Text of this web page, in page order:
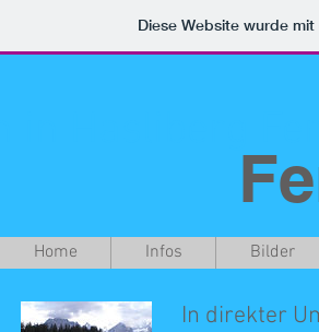
Diese Website wurde
Home Infos Bilder
In direkter